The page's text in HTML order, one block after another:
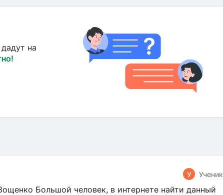
на
У Ученик
Большой человек, в интернете найти данный